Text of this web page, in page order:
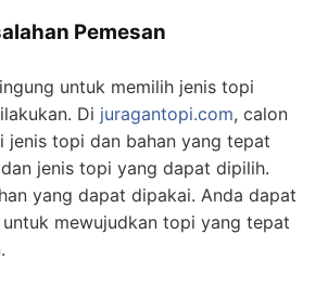
Pemesan
untuk memilih jenis topi
Di juragantopi.com, calon
jenis topi dan bahan yang tepat
jenis topi yang dapat dipilih.
yang dapat dipakai. Anda dapat
untuk mewujudkan topi yang tepat